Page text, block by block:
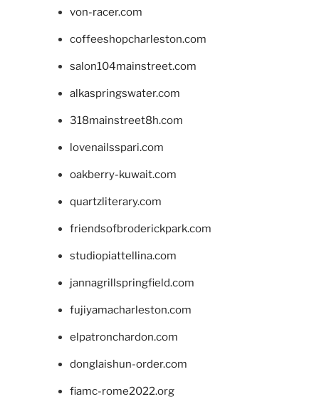
von-racer.com
coffeeshopcharleston.com
salon104mainstreet.com
alkaspringswater.com
318mainstreet8h.com
lovenailsspari.com
oakberry-kuwait.com
quartzliterary.com
friendsofbroderickpark.com
studiopiattellina.com
jannagrillspringfield.com
fujiyamacharleston.com
elpatronchardon.com
donglaishun-order.com
fiamc-rome2022.org